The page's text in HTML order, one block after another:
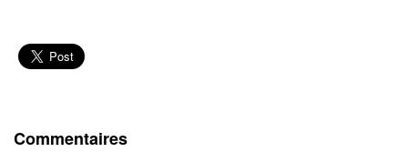
Commentaires